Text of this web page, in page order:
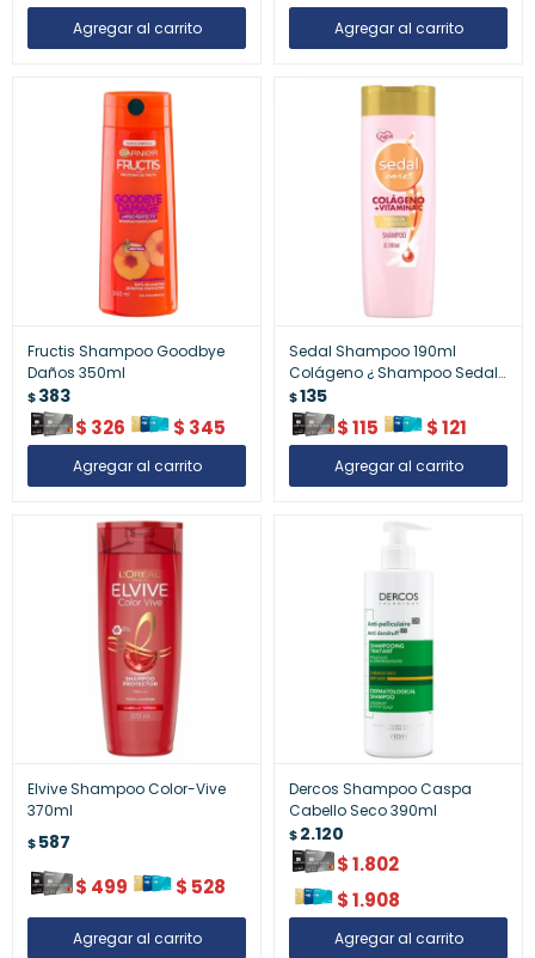
Fructis Shampoo Goodbye
Daños 350ml
$383
$ 326 $ 345
Sedal Shampoo 190ml
Colágeno ¿ Shampoo Sedal
Colágeno 190 Ml
$135
$115 $121
Elvive Shampoo Color-Vive
370ml
$587
$ 499 $ 528
Dercos Shampoo Caspa
Cabello Seco 390ml
$2.120
$1.802
$1.908